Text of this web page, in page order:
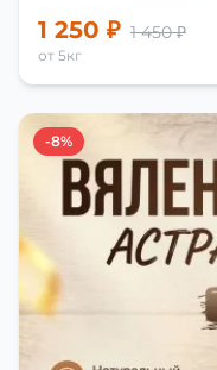
1 250 ₽ 1 450 ₽
от 5кг
-8%